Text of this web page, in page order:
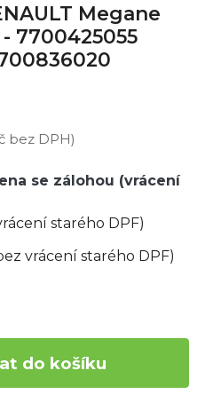
Megane
- 7700425055
bez DPH)
se zálohou (vrácení
starého DPF)
vrácení starého DPF)
do košíku